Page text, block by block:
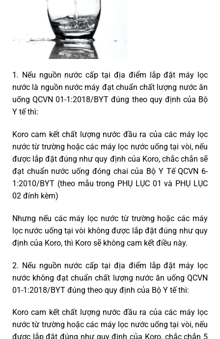
1. Nếu nguồn nước cấp tại địa điểm lắp đặt máy lọc
nước là nguồn nước máy đạt chuẩn chất lượng nước ăn
uống QCVN 01-1:2018/BYT đúng theo quy định của Bộ
Y tế thì:
Koro cam kết chất lượng nước đầu ra của các máy lọc
nước từ trường hoặc các máy lọc nước uống tại vòi, nếu
được lắp đặt đúng như quy định của Koro, chắc chắn sẽ
đạt chuẩn nước uống đóng chai của Bộ Y Tế QCVN 6-
1:2010/BYT (theo mẫu trong PHỤ LỤC 01 và PHỤ LỤC
02 đính kèm)
Nhưng nếu các máy lọc nước từ trường hoặc các máy
lọc nước uống tại vòi không được lắp đặt đúng như quy
định của Koro, thì Koro sẽ không cam kết điều này.
2. Nếu nguồn nước cấp tại địa điểm lắp đặt máy lọc
nước không đạt chuẩn chất lượng nước ăn uống QCVN
01-1:2018/BYT đúng theo quy định của Bộ Y tế thì:
Koro cam kết chất lượng nước đầu ra của các máy lọc
nước từ trường hoặc các máy lọc nước uống tại vòi, nếu
được lắp đặt đúng như quy định của Koro, chắc chắn 5